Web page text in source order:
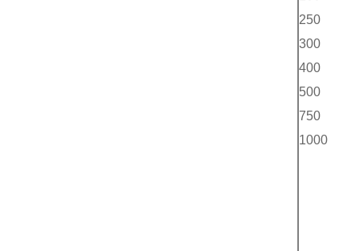
250
300
400
500
750
1000